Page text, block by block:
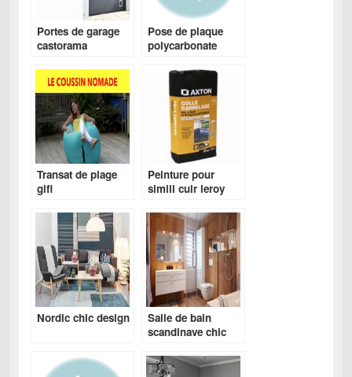
Portes de garage
castorama
Pose de plaque
polycarbonate
Transat de plage
gifi
Peinture pour
simili cuir leroy
Nordic chic design
Salle de bain
scandinave chic